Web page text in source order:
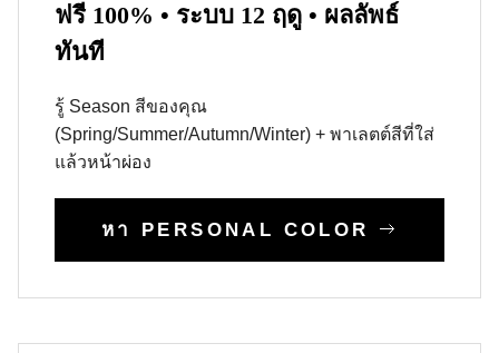
ฟรี 100% • ระบบ 12 ฤดู • ผลลัพธ์
ทันที
รู้ Season สีของคุณ
(Spring/Summer/Autumn/Winter) + พาเลตต์สีที่ใส่
แล้วหน้าผ่อง
หา PERSONAL COLOR